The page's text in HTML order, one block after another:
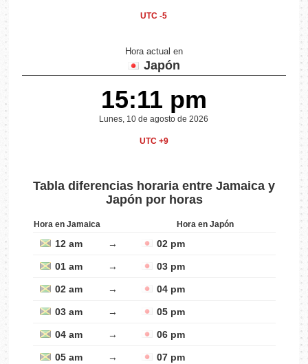
UTC -5
Hora actual en
Japón
15:11 pm
Lunes, 10 de agosto de 2026
UTC +9
Tabla diferencias horaria entre Jamaica y
Japón por horas
Hora en Jamaica Hora en Japón
12 am → 02 pm
01 am → 03 pm
02 am → 04 pm
03 am → 05 pm
04 am → 06 pm
05 am → 07 pm